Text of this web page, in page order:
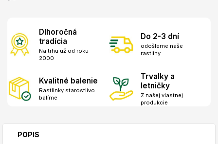
Dlhoročná
tradícia
Na trhu už od roku
2000
Do 2-3 dní
odošleme naše
rastliny
Kvalitné balenie
Rastlinky starostlivo
balíme
Trvalky a
letničky
Z našej vlastnej
produkcie
POPIS